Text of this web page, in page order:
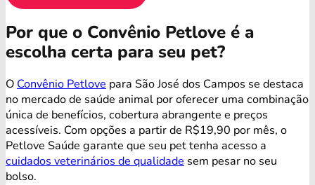
Por que o Convênio Petlove é a
escolha certa para seu pet?
O Convênio Petlove para São José dos Campos se destaca
no mercado de saúde animal por oferecer uma combinação
única de benefícios, cobertura abrangente e preços
acessíveis. Com opções a partir de R$19,90 por mês, o
Petlove Saúde garante que seu pet tenha acesso a
cuidados veterinários de qualidade sem pesar no seu
bolso.